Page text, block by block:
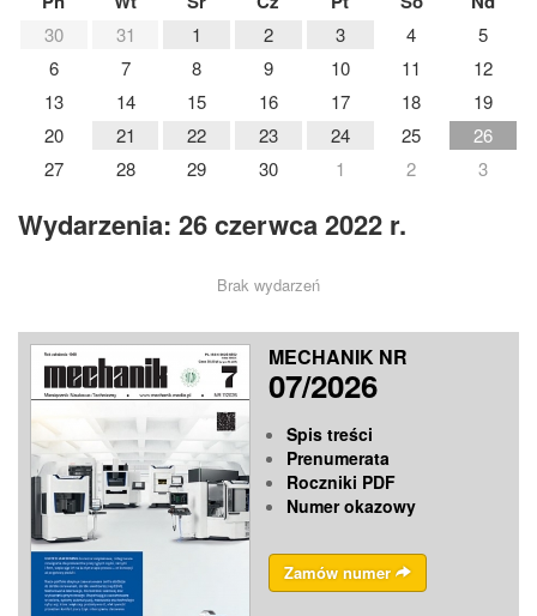
30 31 1 2 3 4
5
6
7 8 9 10 11
12
13
14 15 16 17 18
19
20
21 22 23 24 25
26
27
28 29 30 1 2 3
Wydarzenia: 26 czerwca 2022 r.
Brak wydarzeń
MECHANIK NR
07/2026
Spis treści
Prenumerata
Roczniki PDF
Numer okazowy
Zamów numer